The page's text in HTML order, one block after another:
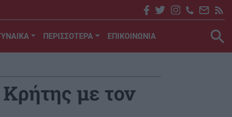
ΠΕΡΙΣΣΟΤΕΡΑ ΕΠΙΚΟΙΝΩΝΙΑ
με τον